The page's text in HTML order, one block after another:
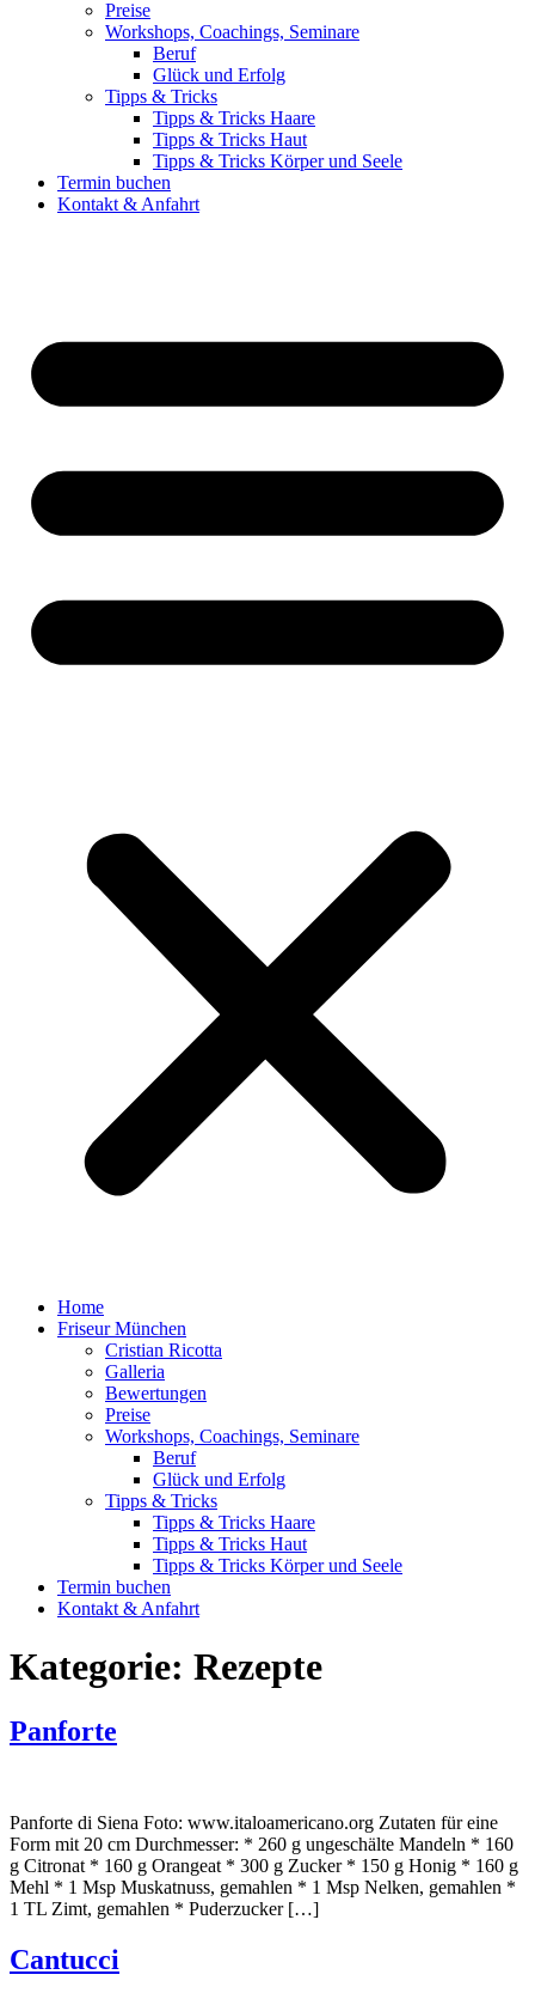
Preise
Workshops, Coachings, Seminare
Beruf
Glück und Erfolg
Tipps & Tricks
Tipps & Tricks Haare
Tipps & Tricks Haut
Tipps & Tricks Körper und Seele
Termin buchen
Kontakt & Anfahrt
Home
Friseur München
Cristian Ricotta
Galleria
Bewertungen
Preise
Workshops, Coachings, Seminare
Beruf
Glück und Erfolg
Tipps & Tricks
Tipps & Tricks Haare
Tipps & Tricks Haut
Tipps & Tricks Körper und Seele
Termin buchen
Kontakt & Anfahrt
Kategorie: Rezepte
Panforte
Panforte di Siena Foto: www.italoamericano.org Zutaten für eine
Form mit 20 cm Durchmesser: * 260 g ungeschälte Mandeln * 160
g Citronat * 160 g Orangeat * 300 g Zucker * 150 g Honig * 160 g
Mehl * 1 Msp Muskatnuss, gemahlen * 1 Msp Nelken, gemahlen *
1 TL Zimt, gemahlen * Puderzucker […]
Cantucci